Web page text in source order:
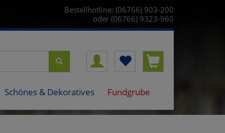
Bestellhotline: (06766) 903-200
oder (06766) 9323-960
Schönes & Dekoratives Fundgrube